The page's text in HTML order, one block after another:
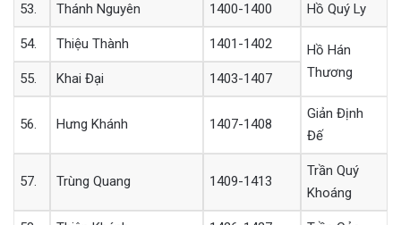
53. Thánh Nguyên 1400-1400 Hồ Quý Ly
54. Thiệu Thành 1401-1402
Hồ Hán
Thương
55. Khai Đại 1403-1407
56. Hưng Khánh 1407-1408
Giản Định
Đế
57. Trùng Quang 1409-1413
Trần Quý
Khoáng